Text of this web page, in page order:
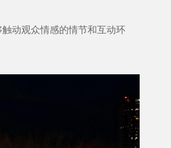
动观众情感的情节和互动环